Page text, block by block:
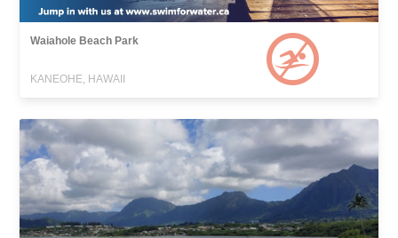
Waiahole Beach Park
KANEOHE, HAWAII